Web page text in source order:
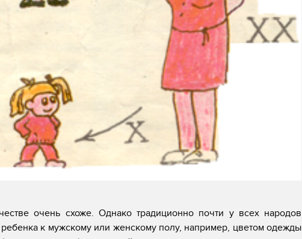
очень схоже. Однако традиционно почти у всех народов
к мужскому или женскому полу, например, цветом одежды